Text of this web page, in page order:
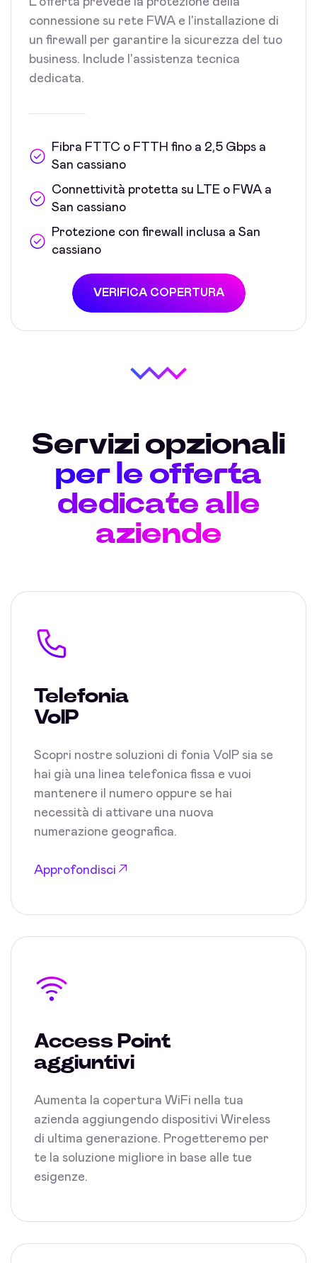
connessione su rete FWA e l'installazione di
un firewall per garantire la sicurezza del tuo
business. Include l'assistenza tecnica
dedicata.
Fibra FTTC o FTTH fino a 2,5 Gbps a
San cassiano
Connettività protetta su LTE o FWA a
San cassiano
Protezione con firewall inclusa a San
cassiano
VERIFICA COPERTURA
Servizi opzionali
per le offerta
dedicate alle
aziende
Telefonia
VoIP
Scopri nostre soluzioni di fonia VoIP sia se
hai già una linea telefonica fissa e vuoi
mantenere il numero oppure se hai
necessità di attivare una nuova
numerazione geografica.
Approfondisci
Access Point
aggiuntivi
Aumenta la copertura WiFi nella tua
azienda aggiungendo dispositivi Wireless
di ultima generazione. Progetteremo per
te la soluzione migliore in base alle tue
esigenze.